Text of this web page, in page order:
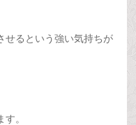
せるという強い気持ちが
。